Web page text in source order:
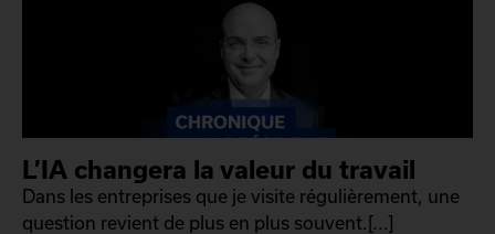
L’IA changera la valeur du travail
Dans les entreprises que je visite régulièrement, une
question revient de plus en plus souvent.[...]